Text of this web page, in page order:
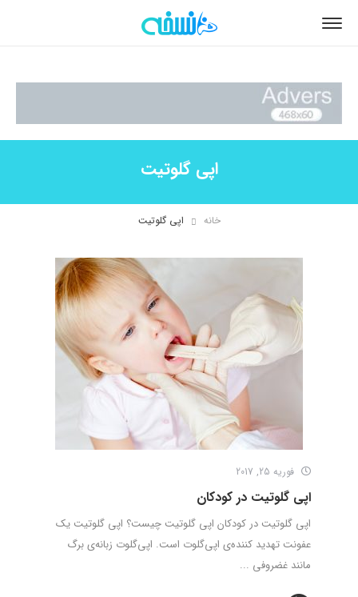
اپی گلوتیت
خانه اپی گلوتیت
فوریه 25, 2017
اپی گلوتیت در کودکان
اپی گلوتیت در کودکان اپی گلوتیت چیست؟ اپی گلوتیت یک
عفونت تهدید کننده‌ی اپی‌گلوت است. اپی‌گلوت زبانه‌ی برگ
مانند غضروفی ...